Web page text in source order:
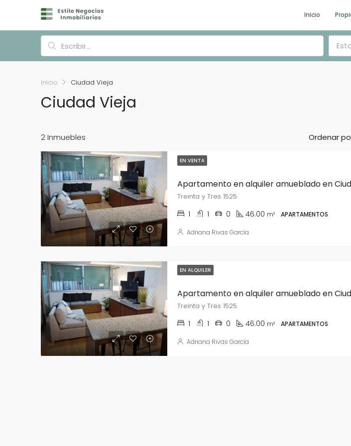
Inicio
Inicio Ciudad Vieja
Ciudad Vieja
2 Inmuebles Ordenar
EN VENTA
Treinta y Tres 1525
1 1 0 46.00 m² APARTAMENTOS
Adriana Rivas García
EN ALQUILER
Treinta y Tres 1525
1 1 0 46.00 m² APARTAMENTOS
Adriana Rivas García